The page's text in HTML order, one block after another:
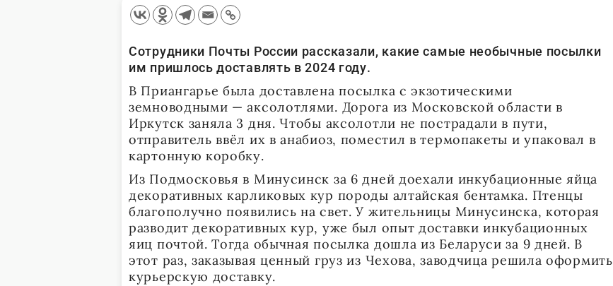
Сотрудники Почты России рассказали, какие самые необычные посылки
им пришлось доставлять в 2024 году.
В Приангарье была доставлена посылка с экзотическими
земноводными — аксолотлями. Дорога из Московской области в
Иркутск заняла 3 дня. Чтобы аксолотли не пострадали в пути,
отправитель ввёл их в анабиоз, поместил в термопакеты и упаковал в
картонную коробку.
Из Подмосковья в Минусинск за 6 дней доехали инкубационные яйца
декоративных карликовых кур породы алтайская бентамка. Птенцы
благополучно появились на свет. У жительницы Минусинска, которая
разводит декоративных кур, уже был опыт доставки инкубационных
яиц почтой. Тогда обычная посылка дошла из Беларуси за 9 дней. В
этот раз, заказывая ценный груз из Чехова, заводчица решила оформить
курьерскую доставку.